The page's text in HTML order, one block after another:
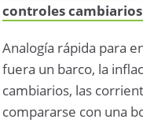
controles
Analogía rápida para
fuera un barco, la
cambiarios, las
compararse con una